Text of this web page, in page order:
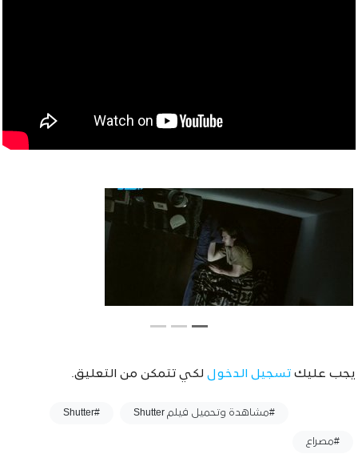
يجب عليك تسجيل الدخول لكي تتمكن من التعليق.
#مشاهدة وتحميل فيلم Shutter #Shutter
#مصراع